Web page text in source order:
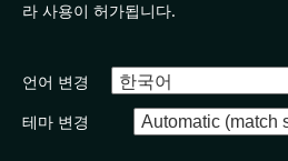
라 사용이 허가됩니다.
언어 변경
테마 변경